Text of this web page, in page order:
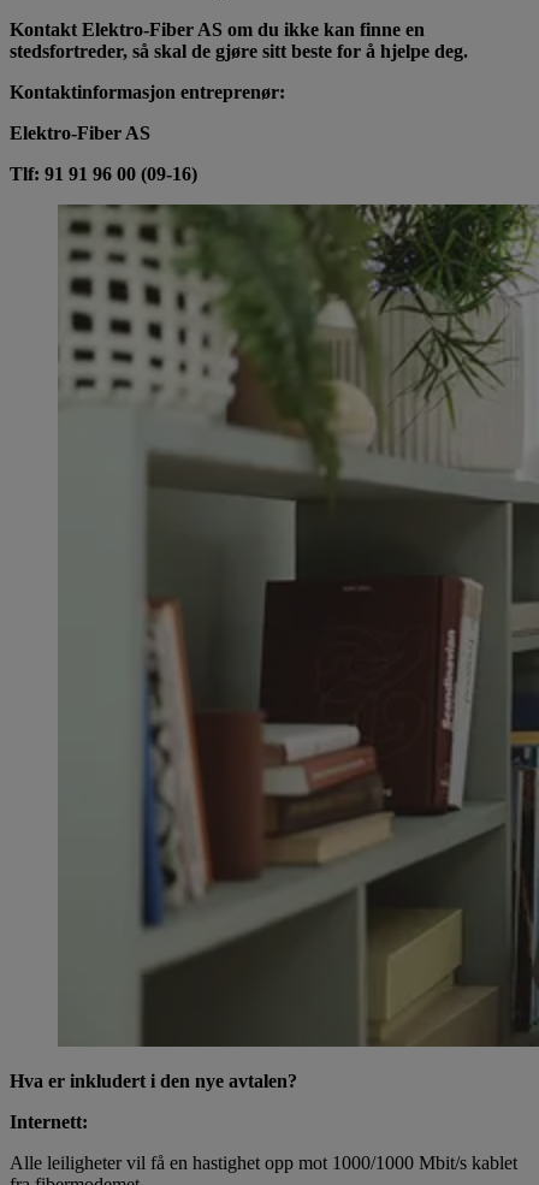
Kontakt Elektro-Fiber AS om du ikke kan finne en
stedsfortreder, så skal de gjøre sitt beste for å hjelpe deg.
Kontaktinformasjon entreprenør:
Elektro-Fiber AS
Tlf: 91 91 96 00 (09-16)
Hva er inkludert i den nye avtalen?
Internett:
Alle leiligheter vil få en hastighet opp mot 1000/1000 Mbit/s kablet